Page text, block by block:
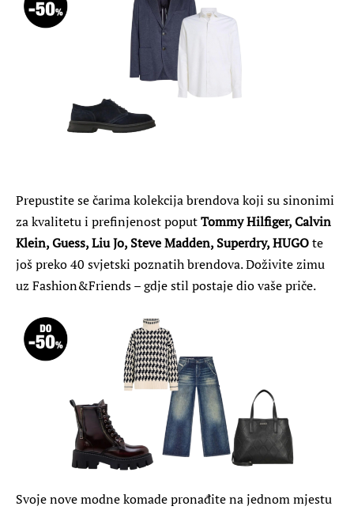
Prepustite se čarima kolekcija brendova koji su sinonimi
za kvalitetu i prefinjenost poputTommy Hilfiger, Calvin
Klein, Guess, Liu Jo, Steve Madden, Superdry, HUGOte
još preko 40 svjetski poznatih brendova. Doživite zimu
uz Fashion&Friends – gdje stil postaje dio vaše priče.
Svoje nove modne komade pronađite na jednom mjestu